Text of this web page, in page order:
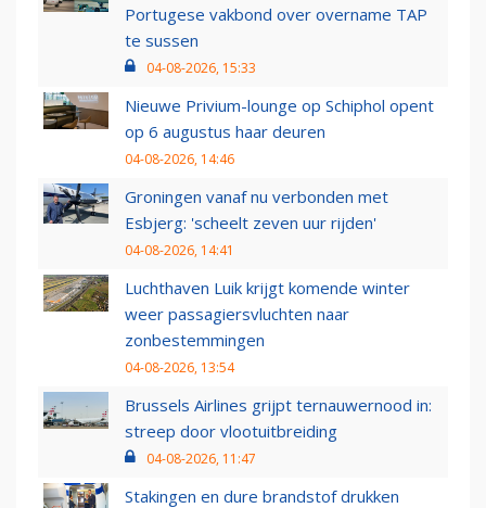
Portugese vakbond over overname TAP
te sussen
04-08-2026, 15:33
Nieuwe Privium-lounge op Schiphol opent
op 6 augustus haar deuren
04-08-2026, 14:46
Groningen vanaf nu verbonden met
Esbjerg: 'scheelt zeven uur rijden'
04-08-2026, 14:41
Luchthaven Luik krijgt komende winter
weer passagiersvluchten naar
zonbestemmingen
04-08-2026, 13:54
Brussels Airlines grijpt ternauwernood in:
streep door vlootuitbreiding
04-08-2026, 11:47
Stakingen en dure brandstof drukken